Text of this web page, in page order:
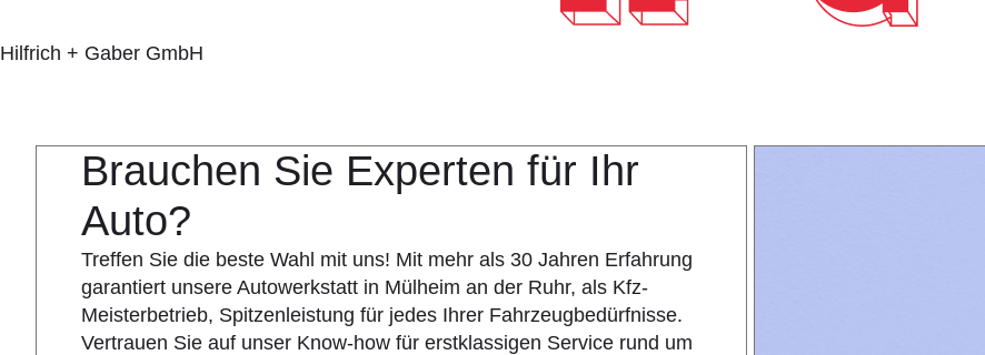
Hilfrich + Gaber GmbH
Brauchen Sie Experten für Ihr
Auto?
Treffen Sie die beste Wahl mit uns! Mit mehr als 30 Jahren Erfahrung
garantiert unsere Autowerkstatt in Mülheim an der Ruhr, als Kfz-
Meisterbetrieb, Spitzenleistung für jedes Ihrer Fahrzeugbedürfnisse.
Vertrauen Sie auf unser Know-how für erstklassigen Service rund um